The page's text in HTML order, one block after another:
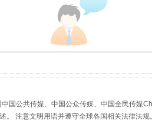
从幼儿园到大学，有这些资助
国公共传媒、中国公众传媒、中国全民传
注意文明用语并遵守全球各国相关法律法规。